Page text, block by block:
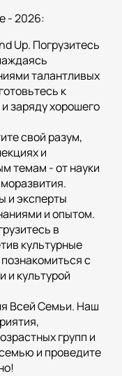
- 2026:
Up. Погрузитесь
талантливых
к
заряду хорошего
свой разум,
и
темам - от науки
и эксперты
и опытом.
в
культурные
с
и культурой
Всей Семьи. Наш
групп и
и проведите